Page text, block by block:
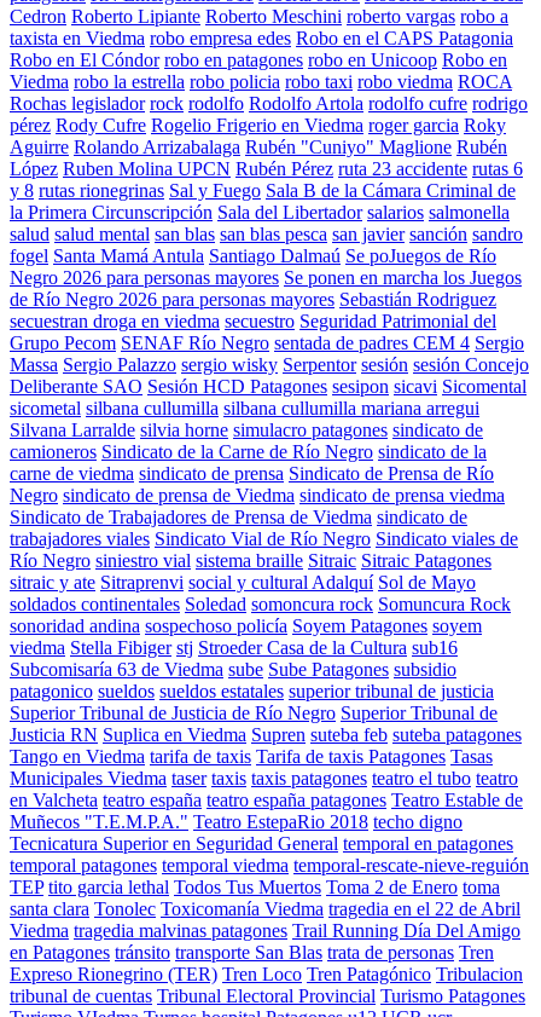
Cedron Roberto Lipiante Roberto Meschini roberto vargas robo a
taxista en Viedma robo empresa edes Robo en el CAPS Patagonia
Robo en El Cóndor robo en patagones robo en Unicoop Robo en
Viedma robo la estrella robo policia robo taxi robo viedma ROCA
Rochas legislador rock rodolfo Rodolfo Artola rodolfo cufre rodrigo
pérez Rody Cufre Rogelio Frigerio en Viedma roger garcia Roky
Aguirre Rolando Arrizabalaga Rubén "Cuniyo" Maglione Rubén
López Ruben Molina UPCN Rubén Pérez ruta 23 accidente rutas 6
y 8 rutas rionegrinas Sal y Fuego Sala B de la Cámara Criminal de
la Primera Circunscripción Sala del Libertador salarios salmonella
salud salud mental san blas san blas pesca san javier sanción sandro
fogel Santa Mamá Antula Santiago Dalmaú Se poJuegos de Río
Negro 2026 para personas mayores Se ponen en marcha los Juegos
de Río Negro 2026 para personas mayores Sebastián Rodriguez
secuestran droga en viedma secuestro Seguridad Patrimonial del
Grupo Pecom SENAF Río Negro sentada de padres CEM 4 Sergio
Massa Sergio Palazzo sergio wisky Serpentor sesión sesión Concejo
Deliberante SAO Sesión HCD Patagones sesipon sicavi Sicomental
sicometal silbana cullumilla silbana cullumilla mariana arregui
Silvana Larralde silvia horne simulacro patagones sindicato de
camioneros Sindicato de la Carne de Río Negro sindicato de la
carne de viedma sindicato de prensa Sindicato de Prensa de Río
Negro sindicato de prensa de Viedma sindicato de prensa viedma
Sindicato de Trabajadores de Prensa de Viedma sindicato de
trabajadores viales Sindicato Vial de Río Negro Sindicato viales de
Río Negro siniestro vial sistema braille Sitraic Sitraic Patagones
sitraic y ate Sitraprenvi social y cultural Adalquí Sol de Mayo
soldados continentales Soledad somoncura rock Somuncura Rock
sonoridad andina sospechoso policía Soyem Patagones soyem
viedma Stella Fibiger stj Stroeder Casa de la Cultura sub16
Subcomisaría 63 de Viedma sube Sube Patagones subsidio
patagonico sueldos sueldos estatales superior tribunal de justicia
Superior Tribunal de Justicia de Río Negro Superior Tribunal de
Justicia RN Suplica en Viedma Supren suteba feb suteba patagones
Tango en Viedma tarifa de taxis Tarifa de taxis Patagones Tasas
Municipales Viedma taser taxis taxis patagones teatro el tubo teatro
en Valcheta teatro españa teatro españa patagones Teatro Estable de
Muñecos "T.E.M.P.A." Teatro EstepaRio 2018 techo digno
Tecnicatura Superior en Seguridad General temporal en patagones
temporal patagones temporal viedma temporal-rescate-nieve-reguión
TEP tito garcia lethal Todos Tus Muertos Toma 2 de Enero toma
santa clara Tonolec Toxicomanía Viedma tragedia en el 22 de Abril
Viedma tragedia malvinas patagones Trail Running Día Del Amigo
en Patagones tránsito transporte San Blas trata de personas Tren
Expreso Rionegrino (TER) Tren Loco Tren Patagónico Tribulacion
tribunal de cuentas Tribunal Electoral Provincial Turismo Patagones